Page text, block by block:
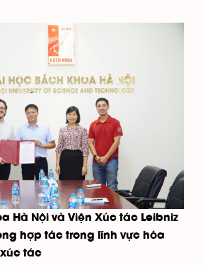
Hà Nội và Viện Xúc tác Leibniz
hợp tác trong lĩnh vực hóa
tác